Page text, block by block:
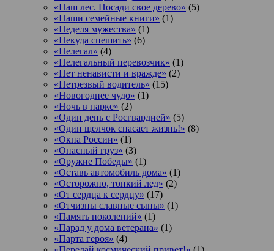
«Наш лес. Посади свое дерево» (5)
«Наши семейные книги» (1)
«Неделя мужества» (1)
«Некуда спешить» (6)
«Нелегал» (4)
«Нелегальный перевозчик» (1)
«Нет ненависти и вражде» (2)
«Нетрезвый водитель» (15)
«Новогоднее чудо» (1)
«Ночь в парке» (2)
«Один день с Росгвардией» (5)
«Один щелчок спасает жизнь!» (8)
«Окна России» (1)
«Опасный груз» (3)
«Оружие Победы» (1)
«Оставь автомобиль дома» (1)
«Осторожно, тонкий лед» (2)
«От сердца к сердцу» (17)
«Отчизны славные сыны» (1)
«Память поколений» (1)
«Парад у дома ветерана» (1)
«Парта героя» (4)